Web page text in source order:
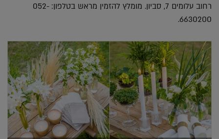
רחוב עלומים 7, סביון. מומלץ להזמין מראש בטלפון: 052-
6630200.